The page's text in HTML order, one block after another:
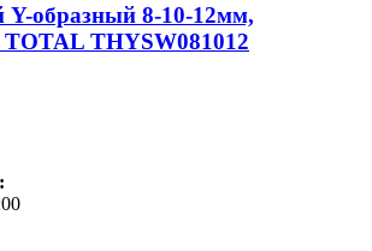
Y-образный 8-10-12мм,
THYSW081012